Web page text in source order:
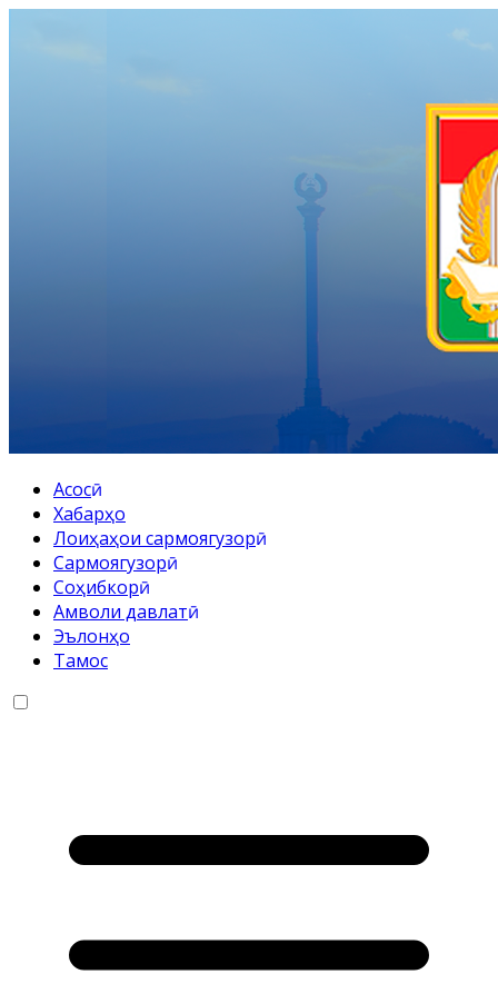
Асосӣ
Хабарҳо
Лоиҳаҳои сармоягузорӣ
Cармоягузорӣ
Соҳибкорӣ
Амволи давлатӣ
Эълонҳо
Тамос